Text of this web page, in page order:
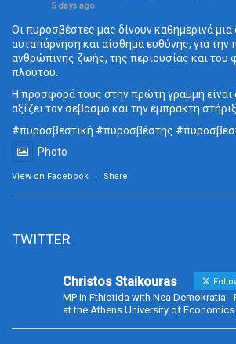
5 days ago
Οι πυροσβέστες μας δίνουν καθημερινά
αυταπάρνηση και αίσθημα ευθύνης, για την
ανθρώπινης ζωής, της περιουσίας και του
πλούτου.
Η προσφορά τους στην πρώτη γραμμή είναι
αξίζει τον σεβασμό και την έμπρακτη
#πυροσβεστική #πυροσβέστης
Photo
View on Facebook · Share
TWITTER
Christos Staikouras
MP in Fthiotida with Nea Demokratia -
at the Athens University of